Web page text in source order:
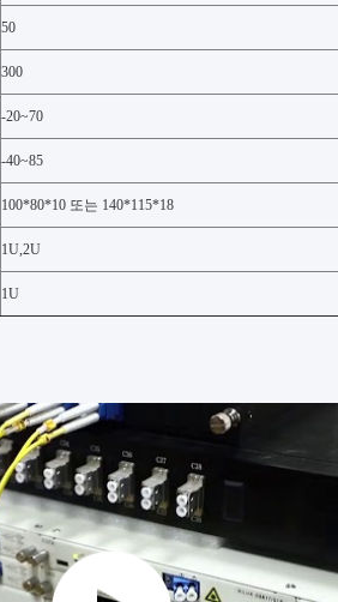
50
300
-20~70
-40~85
100*80*10 또는 140*115*18
1U,2U
1U